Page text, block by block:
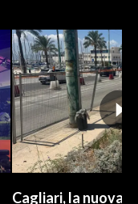
Cagliari, la nuova